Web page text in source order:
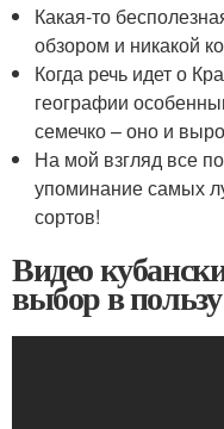
Какая-то
обзором и никакой
Когда речь идет о
географии
семечко – оно и
На мой взгляд все
упоминание самых
сортов!
Видео
выбор в